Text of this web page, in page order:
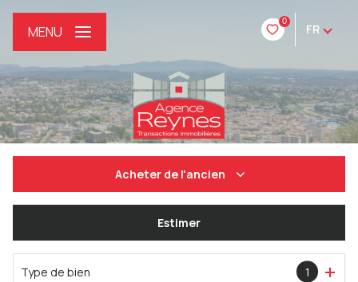
0
FR
MENU
Acheter de l'ancien
De l'immo pro
Estimer
Type de bien 1